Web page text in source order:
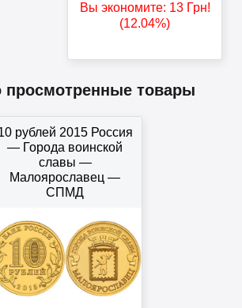
Вы экономите: 13Грн!
(12.04%)
просмотренные товары
рублей 2015 Россия
— Города воинской
славы —
Малоярославец —
СПМД